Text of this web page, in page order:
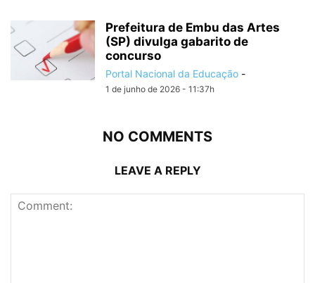
Prefeitura de Embu das Artes
(SP) divulga gabarito de
concurso
Portal Nacional da Educação -
1 de junho de 2026 - 11:37h
NO COMMENTS
LEAVE A REPLY